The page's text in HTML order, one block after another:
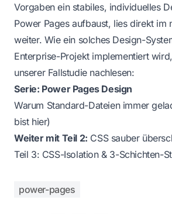
Vorgaben ein stabiles, individuelles
Power Pages aufbaust, lies direkt im
weiter. Wie ein solches Design-
Enterprise-Projektimplementiert
unserer Fallstudie nachlesen:
Serie: Power Pages Design
Warum Standard-Dateien immer
bist hier)
Weiter mit Teil 2: CSS sauber
Teil 3: CSS-Isolation & 3-Schichten-
power-pages